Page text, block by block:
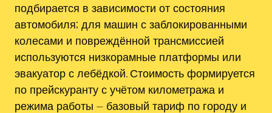
подбирается в зависимости от состояния
автомобиля; для машин с заблокированными
колесами и повреждённой трансмиссией
используются низкорамные платформы или
эвакуатор с лебёдкой. Стоимость формируется
по прейскуранту с учётом километража и
режима работы ⏤ базовый тариф по городу и